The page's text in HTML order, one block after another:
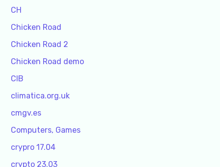
CH
Chicken Road
Chicken Road 2
Chicken Road demo
CIB
climatica.org.uk
cmgv.es
Computers, Games
crypro 17.04
crypto 23.03